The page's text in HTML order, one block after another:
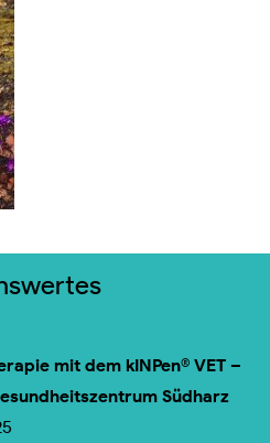
mit dem kINPen® VET –
Südharz